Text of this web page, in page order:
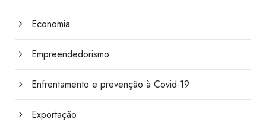
Economia
Empreendedorismo
Enfrentamento e prevenção à Covid-19
Exportação